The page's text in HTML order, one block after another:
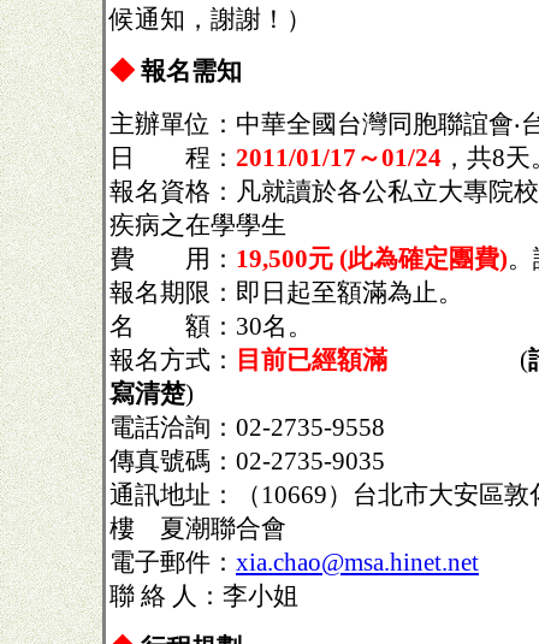
候通知，謝謝！）
◆ 報名需知
主辦單位：中華全國台灣同胞聯誼會‧
日 程： 2011/01/17～01/24 ，共8天
報名資格：凡就讀於各公私立大專院
疾病之在學學生
費 用： 19,500元 (此為確定團費)
報名期限：即日起至額滿為止。
名 額：30名。
報名方式：
目前已經額滿 (
寫清楚)
電話洽詢：02-2735-9558
傳真號碼：02-2735-9035
通訊地址：（10669）台北市大安區敦
樓 夏潮聯合會
電子郵件： xia.chao@msa.hinet.net
聯 絡 人：李小姐